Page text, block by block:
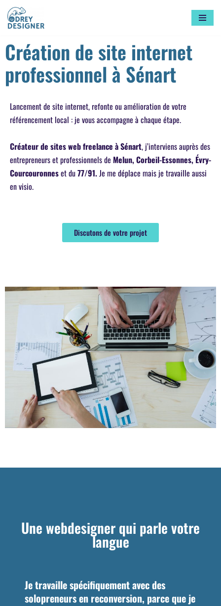
Aller
contenu
Création de site internet
professionnel à Sénart
Lancement de site internet, refonte ou amélioration de votre
référencement local : je vous accompagne à chaque étape.
Créateur de sites web freelance à Sénart, j’interviens auprès des
entrepreneurs et professionnels de Melun, Corbeil-Essonnes, Évry-
Courcouronneset du77/91.Je me déplace mais je travaille aussi
en visio.
Discutons de votre projet
Une webdesigner qui parle votre
langue
Je travaille spécifiquement avec des
solopreneurs en reconversion, parce que je